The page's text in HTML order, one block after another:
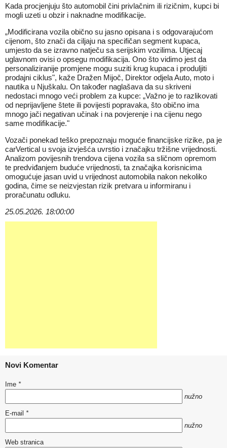
Kada procjenjuju što automobil čini privlačnim ili rizičnim, kupci bi
mogli uzeti u obzir i naknadne modifikacije.
„Modificirana vozila obično su jasno opisana i s odgovarajućom
cijenom, što znači da ciljaju na specifičan segment kupaca,
umjesto da se izravno natječu sa serijskim vozilima. Utjecaj
uglavnom ovisi o opsegu modifikacija. Ono što vidimo jest da
personaliziranije promjene mogu suziti krug kupaca i produljiti
prodajni ciklus", kaže Dražen Mijoč, Direktor odjela Auto, moto i
nautika u Njuškalu. On također naglašava da su skriveni
nedostaci mnogo veći problem za kupce: „Važno je to razlikovati
od neprijavljene štete ili povijesti popravaka, što obično ima
mnogo jači negativan učinak i na povjerenje i na cijenu nego
same modifikacije."
Vozači ponekad teško prepoznaju moguće financijske rizike, pa je
carVertical u svoja izvješća uvrstio i značajku tržišne vrijednosti.
Analizom povijesnih trendova cijena vozila sa sličnom opremom
te predviđanjem buduće vrijednosti, ta značajka korisnicima
omogućuje jasan uvid u vrijednost automobila nakon nekoliko
godina, čime se neizvjestan rizik pretvara u informiranu i
proračunatu odluku.
25.05.2026. 18:00:00
Novi Komentar
Ime *
nužno
E-mail *
nužno
Web stranica